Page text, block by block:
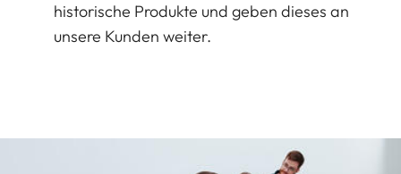
historische Produkte und geben dieses an
unsere Kunden weiter.